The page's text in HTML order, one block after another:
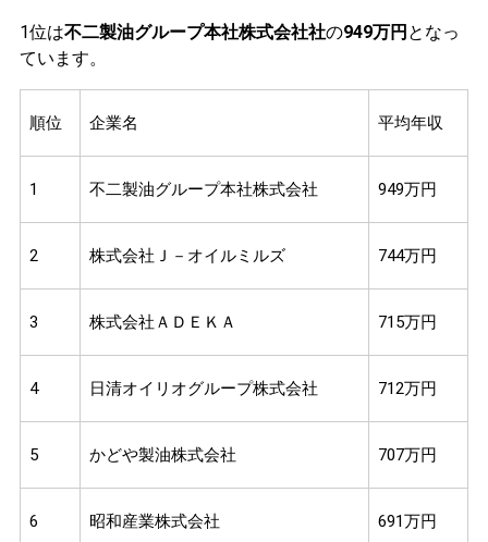
1位は不二製油グループ本社株式会社社の949万円 となっ
ています。
順位 企業名 平均年収
1 不二製油グループ本社株式会社 949万円
2 株式会社Ｊ－オイルミルズ 744万円
3 株式会社ＡＤＥＫＡ 715万円
4 日清オイリオグループ株式会社 712万円
5 かどや製油株式会社 707万円
6 昭和産業株式会社 691万円